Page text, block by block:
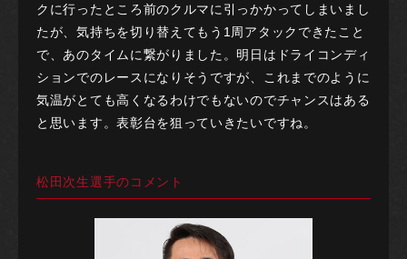
クに行ったところ前のクルマに引っかかってしまいまし
たが、気持ちを切り替えてもう1周アタックできたこと
で、あのタイムに繋がりました。明日はドライコンディ
ションでのレースになりそうですが、これまでのように
気温がとても高くなるわけでもないのでチャンスはある
と思います。表彰台を狙っていきたいですね。
松田次生選手のコメント